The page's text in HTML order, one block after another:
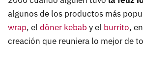
algunos de los productos más
wrap, el döner kebab y el burrito,
creación que reuniera lo mejor de